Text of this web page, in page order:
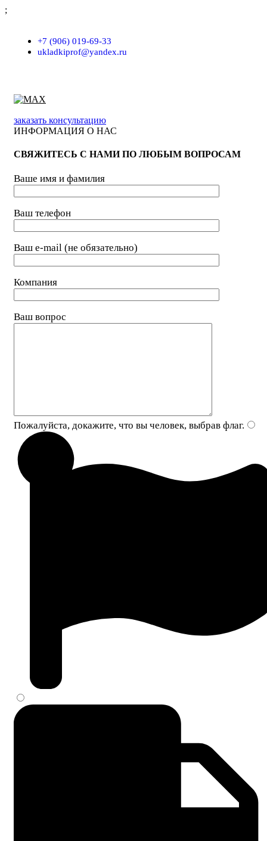
;
+7 (906) 019-69-33
ukladkiprof@yandex.ru
заказать консультацию
ИНФОРМАЦИЯ О НАС
СВЯЖИТЕСЬ С НАМИ ПО ЛЮБЫМ ВОПРОСАМ
Ваше имя и фамилия
Ваш телефон
Ваш e-mail (не обязательно)
Компания
Ваш вопрос
Пожалуйста, докажите, что вы человек, выбрав флаг.